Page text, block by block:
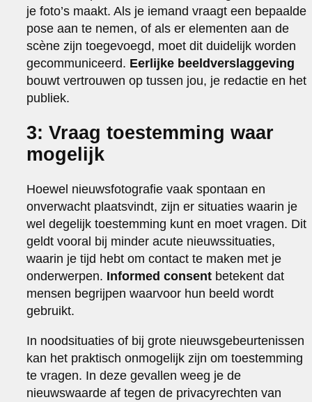
je foto’s maakt. Als je iemand vraagt een bepaalde
pose aan te nemen, of als er elementen aan de
scène zijn toegevoegd, moet dit duidelijk worden
gecommuniceerd. Eerlijke beeldverslaggeving
bouwt vertrouwen op tussen jou, je redactie en het
publiek.
3: Vraag toestemming waar
mogelijk
Hoewel nieuwsfotografie vaak spontaan en
onverwacht plaatsvindt, zijn er situaties waarin je
wel degelijk toestemming kunt en moet vragen. Dit
geldt vooral bij minder acute nieuwssituaties,
waarin je tijd hebt om contact te maken met je
onderwerpen. Informed consent betekent dat
mensen begrijpen waarvoor hun beeld wordt
gebruikt.
In noodsituaties of bij grote nieuwsgebeurtenissen
kan het praktisch onmogelijk zijn om toestemming
te vragen. In deze gevallen weeg je de
nieuwswaarde af tegen de privacyrechten van